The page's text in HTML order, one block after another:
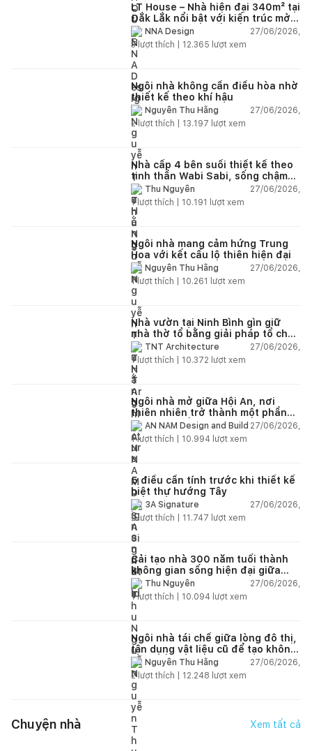
LT House – Nhà hiện đại 340m² tại
Đắk Lắk nổi bật với kiến trúc mở
và hệ sân vườn kết nối thiên
nhiên
NNA Design
27/06/2026,
3lượt thích | 12.365 lượt xem
Ngôi nhà không cần điều hòa nhờ
thiết kế theo khí hậu
Nguyễn Thu Hằng
27/06/2026,
2lượt thích | 13.197 lượt xem
Nhà cấp 4 bên suối thiết kế theo
tinh thần Wabi Sabi, sống chậm
giữa thiên nhiên
Thu Nguyễn
27/06/2026,
1lượt thích | 10.191 lượt xem
Ngôi nhà mang cảm hứng Trung
Hoa với kết cấu lộ thiên hiện đại
Nguyễn Thu Hằng
27/06/2026,
1lượt thích | 10.261 lượt xem
Nhà vườn tại Ninh Bình gìn giữ
nhà thờ tổ bằng giải pháp tổ chức
lại không gian
TNT Architecture
27/06/2026,
1lượt thích | 10.372 lượt xem
Ngôi nhà mở giữa Hội An, nơi
thiên nhiên trở thành một phần
của cuộc sống
AN NAM Design and Build 27/06/2026,
1lượt thích | 10.994 lượt xem
5 điều cần tính trước khi thiết kế
biệt thự hướng Tây
3A Signature
27/06/2026,
2lượt thích | 11.747 lượt xem
Cải tạo nhà 300 năm tuổi thành
không gian sống hiện đại giữa
thiên nhiên
Thu Nguyễn
27/06/2026,
1lượt thích | 10.094 lượt xem
Ngôi nhà tái chế giữa lòng đô thị,
tận dụng vật liệu cũ để tạo không
gian sống linh hoạt
Nguyễn Thu Hằng
27/06/2026,
2lượt thích | 12.248 lượt xem
Chuyện nhà Xem tất cả